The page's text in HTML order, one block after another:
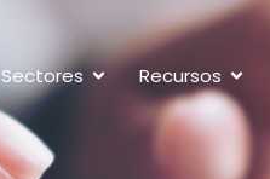
Sectores Recursos